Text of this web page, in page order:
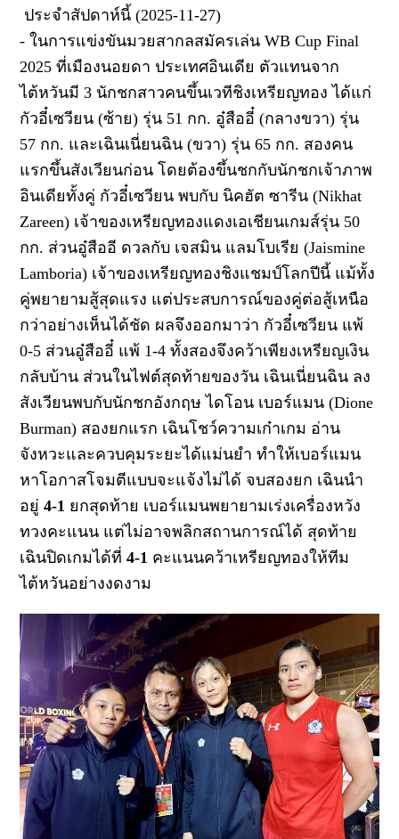
ประจำสัปดาห์นี้ (2025-11-27)
-ในการแข่งขันมวยสากลสมัครเล่นWB Cup Final
2025ที่เมืองนอยดา ประเทศอินเดีย ตัวแทนจาก
ไต้หวันมี 3 นักชกสาวคนขึ้นเวทีชิงเหรียญทองได้แก่
กัวอี๋เซวียน (ซ้าย) รุ่น 51 กก. อู๋สืออี๋ (กลางขวา) รุ่น
57 กก. และเฉินเนี่ยนฉิน (ขวา) รุ่น65 กก. สองคน
แรกขึ้นสังเวียนก่อน โดยต้องขึ้นชกกับนักชกเจ้าภาพ
อินเดียทั้งคู่ กัวอี๋เซวียน พบกับ นิคฮัต ซารีน (Nikhat
Zareen) เจ้าของเหรียญทองแดงเอเชียนเกมส์รุ่น 50
กก. ส่วนอู๋สืออี ดวลกับ เจสมิน แลมโบเรีย (Jaismine
Lamboria) เจ้าของเหรียญทองชิงแชมป์โลกปีนี้ แม้ทั้ง
คู่พยายามสู้สุดแรง แต่ประสบการณ์ของคู่ต่อสู้เหนือ
กว่าอย่างเห็นได้ชัด ผลจึงออกมาว่า กัวอี๋เซวียน แพ้
0-5 ส่วนอู๋สืออี๋ แพ้ 1-4ทั้งสองจึงคว้าเพียงเหรียญเงิน
กลับบ้าน ส่วนในไฟต์สุดท้ายของวัน เฉินเนี่ยนฉิน ลง
สังเวียนพบกับนักชกอังกฤษ ไดโอน เบอร์แมน (Dione
Burman) สองยกแรก เฉินโชว์ความเก๋าเกม อ่าน
จังหวะและควบคุมระยะได้แม่นยำ ทำให้เบอร์แมน
หาโอกาสโจมตีแบบจะแจ้งไม่ได้ จบสองยก เฉินนำ
อยู่4-1 ยกสุดท้าย เบอร์แมนพยายามเร่งเครื่องหวัง
ทวงคะแนน แต่ไม่อาจพลิกสถานการณ์ได้ สุดท้าย
เฉินปิดเกมได้ที่4-1 คะแนนคว้าเหรียญทองให้ทีม
ไต้หวันอย่างงดงาม